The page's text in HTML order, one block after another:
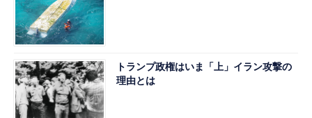
トランプ政権はいま「上」イラン攻撃の
理由とは